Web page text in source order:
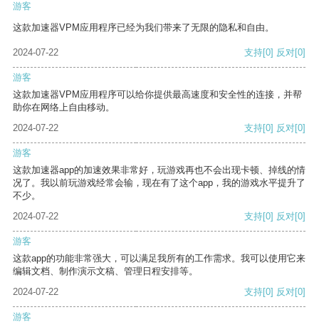
游客
这款加速器VPM应用程序已经为我们带来了无限的隐私和自由。
2024-07-22 支持[0] 反对[0]
游客
这款加速器VPM应用程序可以给你提供最高速度和安全性的连接，并帮
助你在网络上自由移动。
2024-07-22
支持[0] 反对[0]
游客
这款加速器app的加速效果非常好，玩游戏再也不会出现卡顿、掉线的情
况了。我以前玩游戏经常会输，现在有了这个app，我的游戏水平提升了
不少。
2024-07-22
支持[0] 反对[0]
游客
这款app的功能非常强大，可以满足我所有的工作需求。我可以使用它来
编辑文档、制作演示文稿、管理日程安排等。
2024-07-22
支持[0] 反对[0]
游客